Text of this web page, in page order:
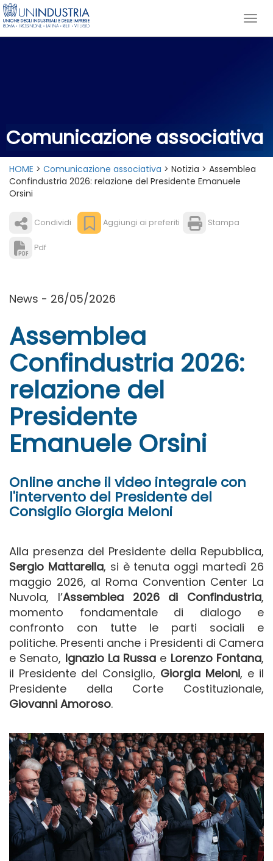
Comunicazione associativa
HOME > Comunicazione associativa > Notizia > Assemblea
Confindustria 2026: relazione del Presidente Emanuele
Orsini
Condividi Aggiungi ai preferiti Stampa
Pdf
News - 26/05/2026
Assemblea
Confindustria 2026:
relazione del
Presidente
Emanuele Orsini
Online anche il video integrale con
l'intervento del Presidente del
Consiglio Giorgia Meloni
Alla presenza del Presidente della Repubblica,
Sergio Mattarella, si è tenuta oggi martedì 26
maggio 2026, al Roma Convention Center La
Nuvola, l’Assemblea 2026 di Confindustria,
momento fondamentale di dialogo e
confronto con tutte le parti sociali e
politiche. Presenti anche i Presidenti di Camera
e Senato, Ignazio La Russa e Lorenzo Fontana,
il Presidente del Consiglio, Giorgia Meloni, e il
Presidente della Corte Costituzionale,
Giovanni Amoroso.